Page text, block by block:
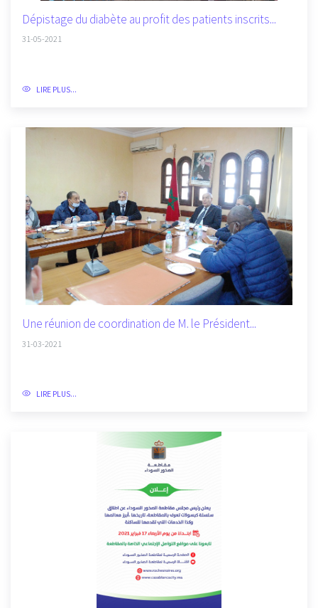
Dépistage du diabète au profit des patients inscrits...
31-05-2021
LIRE PLUS...
Une réunion de coordination de M. le Président...
31-03-2021
LIRE PLUS...